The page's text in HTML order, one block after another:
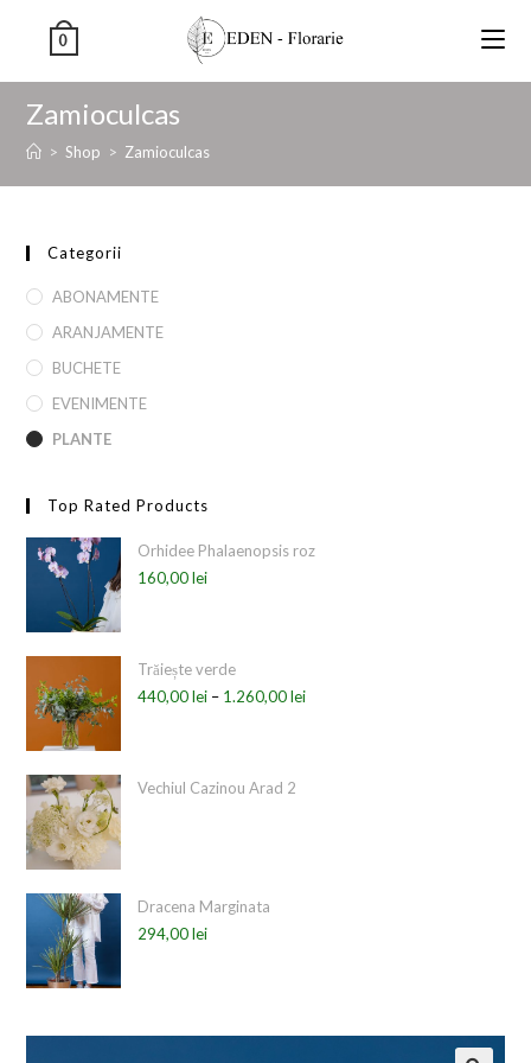
0
Zamioculcas
> Shop > Zamioculcas
Categorii
ABONAMENTE
ARANJAMENTE
BUCHETE
EVENIMENTE
PLANTE
Top Rated Products
Orhidee Phalaenopsis roz
160,00lei
Trăiește verde
440,00lei – 1.260,00lei
Vechiul Cazinou Arad 2
Dracena Marginata
294,00lei